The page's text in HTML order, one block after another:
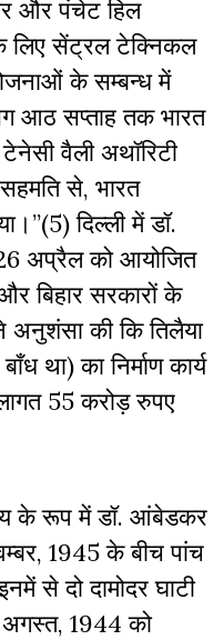
और पंचेट हिल
लिए सेंट्रल टेक्निकल
योजनाओं के सम्बन्ध में
आठ सप्ताह तक भारत
वैली अथॉरिटी
सहमति से, भारत
दिल्ली में डॉ.
अप्रैल को आयोजित
बिहार सरकारों के
अनुशंसा की कि तिलैया
था) का निर्माण कार्य
55 करोड़ रुपए
के रूप में डॉ. आंबेडकर
1945 के बीच पांच
से दो दामोदर घाटी
1944 को